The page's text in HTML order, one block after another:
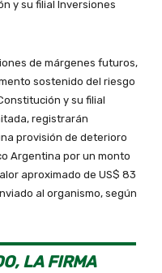
y su filial Inversiones
de márgenes futuros,
sostenido del riesgo
y su filial
registrarán
provisión de deterioro
Argentina por un monto
aproximado de US$ 83
al organismo, según
LA FIRMA